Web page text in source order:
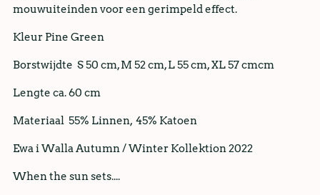
mouwuiteinden voor een gerimpeld effect.
Kleur Pine Green
Borstwijdte S 50 cm, M 52 cm, L 55 cm, XL 57 cmcm
Lengte ca. 60 cm
Materiaal 55% Linnen, 45% Katoen
Ewa i Walla Autumn / Winter Kollektion 2022
When the sun sets....